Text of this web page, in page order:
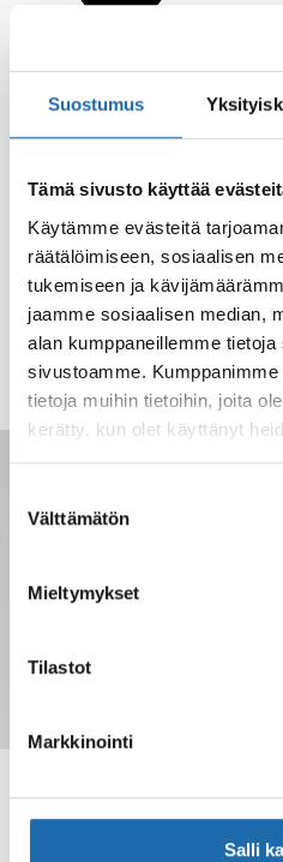
Suostumus
Tämä sivusto käyttää
Käytämme evästeitä
räätälöimiseen, sosiaalisen
tukemiseen ja
jaamme sosiaalisen median,
alan kumppaneillemme
sivustoamme.
tietoja muihin tietoihin, joita
kerätty, kun olet käyttänyt
valinta
Välttämätön
Mieltymykset
Tilastot
Markkinointi
Salli